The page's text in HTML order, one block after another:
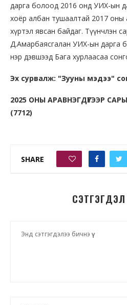
дарга болоод 2016 онд УИХ-ын
хоёр албан тушаалтай 2017 оны
хүртэл явсан байдаг. Түүнчлэн
Д.Амарбаясгалан УИХ-ын дарга
нэр дэвшээд Бага хурлаасаа
Эх сурвалж: "Зууны мэдээ"
2025 ОНЫ АРАВНЭГДҮГЭЭР
(7712)
SHARE